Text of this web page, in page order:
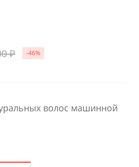
₽ -46%
волос машинной